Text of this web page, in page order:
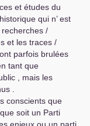
et études du
qui n’ est
/
et les traces /
parfois brulées
tant que
, mais les
.
conscients que
soit un Parti